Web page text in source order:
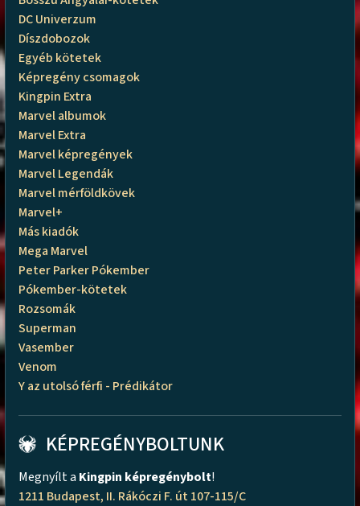
DC Univerzum
Díszdobozok
Egyéb kötetek
Képregény csomagok
Kingpin Extra
Marvel albumok
Marvel Extra
Marvel képregények
Marvel Legendák
Marvel mérföldkövek
Marvel+
Más kiadók
Mega Marvel
Peter Parker Pókember
Pókember-kötetek
Rozsomák
Superman
Vasember
Venom
Y az utolsó férfi - Prédikátor
KÉPREGÉNYBOLTUNK
Megnyílt a Kingpin képregénybolt!
1211 Budapest, II. Rákóczi F. út 107-115/C